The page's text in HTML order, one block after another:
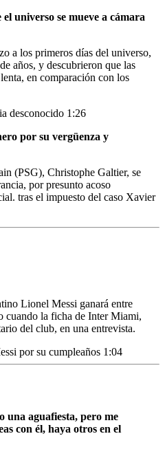
universo se mueve a cámara
a los primeros días del universo,
años, y descubrieron que las
en comparación con los
desconocido 1:26
por su vergüenza y
(PSG), Christophe Galtier, se
por presunto acoso
tras el impuesto del caso Xavier
Lionel Messi ganará entre
cuando la ficha de Inter Miami,
del club, en una entrevista.
por su cumpleaños 1:04
una aguafiesta, pero me
con él, haya otros en el